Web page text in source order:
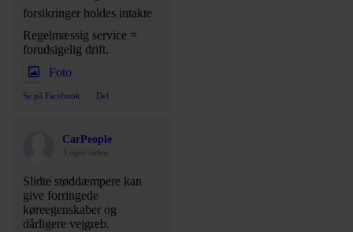
forsikringer holdes intakte
Regelmæssig service =
forudsigelig drift.
Foto
Se på Facebook · Del
CarPeople
3 uger siden
Slidte støddæmpere kan
give forringede
køreegenskaber og
dårligere vejgreb.